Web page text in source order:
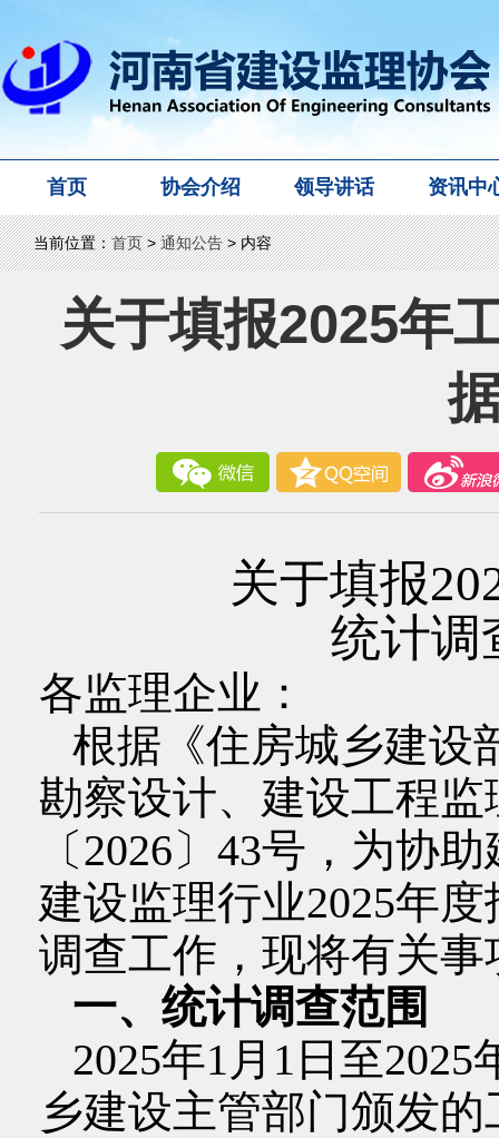
首页 协会介绍 领导讲话 资讯中
当前位置：首页>通知公告> 内容
关于填报2025年
关于填报
统计调
各监理企业：
根据《住房城乡建设
勘察设计、建设工程
〔2026〕43号，为协
建设监理行业2025年
调查工作，现将有关
一、统计调查范围
2025年1月1日至
乡建设主管部门颁发